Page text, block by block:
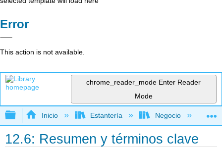
Error
This action is not available.
chrome_reader_mode Enter Reader
Mode
Expandir/contraer jerarquía global
Inicio Estantería Negocio
12.6: Resumen y términos clave